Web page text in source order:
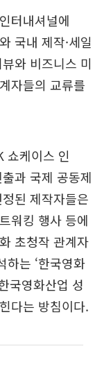
터내셔널에
국내 제작·세일
와 비즈니스 미
자들의 교류를
쇼케이스 인
과 국제 공동제
된 제작자들은
워킹 행사 등에
초청작 관계자
하는 ‘한국영화
국영화산업 성
다는 방침이다.